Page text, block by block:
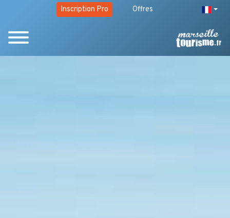
Inscription Pro Offres